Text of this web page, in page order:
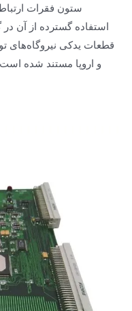
ستون فقرات
استفاده گسترده از آن
قطعات یدکی نیروگاه‌های
و اروپا مستند شده